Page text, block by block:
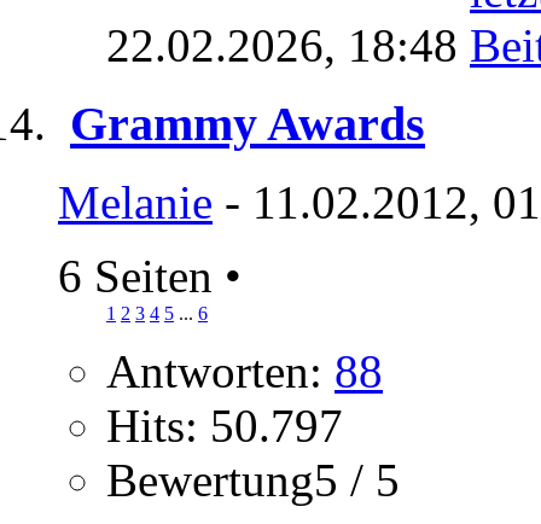
22.02.2026, 18:48
Grammy Awards
Melanie - 11.02.2012,
6 Seiten •
1 2 3 4 5 ... 6
Antworten: 88
Hits: 50.797
Bewertung5 / 5